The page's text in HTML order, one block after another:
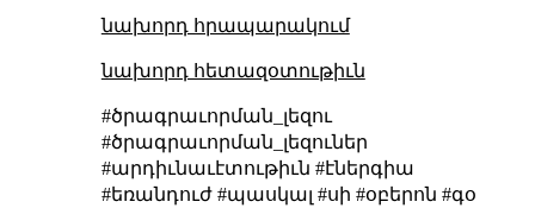
նախորդ հրապարակում
նախորդ հետազօտութիւն
#ծրագրաւորման_լեզու
#ծրագրաւորման_լեզուներ
#արդիւնաւէտութիւն #էներգիա
#եռանդուժ #պասկալ #սի #օբերոն #գօ